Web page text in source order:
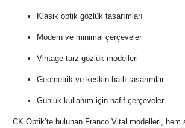
Klasik optik gözlük tasarımları
Modern ve minimal çerçeveler
Vintage tarz gözlük modelleri
Geometrik ve keskin hatlı tasarımlar
Günlük kullanım için hafif çerçeveler
CK Optik’te bulunan Franco Vital modelleri, hem